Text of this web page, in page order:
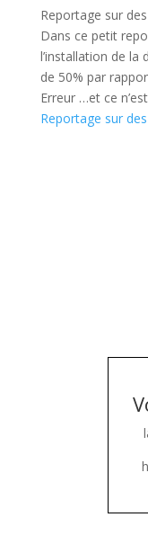
Reportage sur
Dans ce petit
l’installation de
de 50% par
Erreur …et ce
Reportage sur